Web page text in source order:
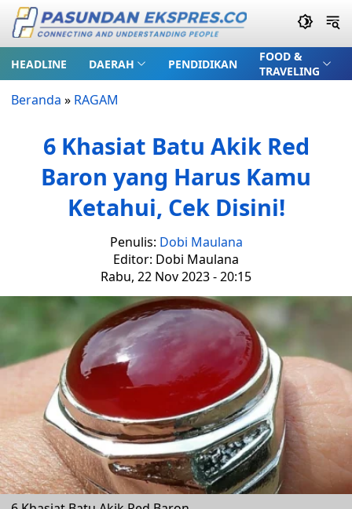
HEADLINE DAERAH PENDIDIKAN
FOOD &
TRAVELING
Beranda » RAGAM
6 Khasiat Batu Akik Red
Baron yang Harus Kamu
Ketahui, Cek Disini!
Penulis: Dobi Maulana
Editor: Dobi Maulana
Rabu, 22 Nov 2023 - 20:15